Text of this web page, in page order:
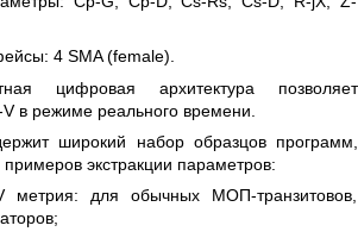
4 SMA (female).
цифровая архитектура позволяет
в режиме реального времени.
широкий набор образцов программ,
примеров экстракции параметров:
метрия: для обычных МОП-транзитовов,